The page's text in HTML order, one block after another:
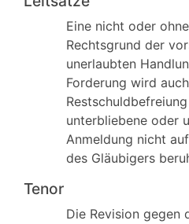
Eine nicht oder
Rechtsgrund der
unerlaubten
Forderung wird
unterbliebene oder
Anmeldung nicht
des Gläubigers
Tenor
Die Revision gegen